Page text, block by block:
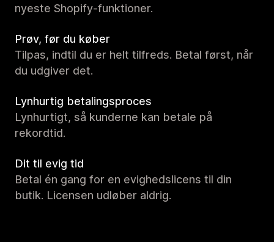
nyeste Shopify-funktioner.
Prøv, før du køber
Tilpas, indtil du er helt tilfreds. Betal først, når
du udgiver det.
Lynhurtig betalingsproces
Lynhurtigt, så kunderne kan betale på
rekordtid.
Dit til evig tid
Betal én gang for en evighedslicens til din
butik. Licensen udløber aldrig.